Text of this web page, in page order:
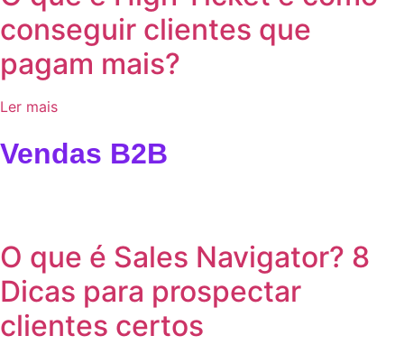
conseguir clientes que
pagam mais?
Ler mais
Vendas B2B
O que é Sales Navigator? 8
Dicas para prospectar
clientes certos